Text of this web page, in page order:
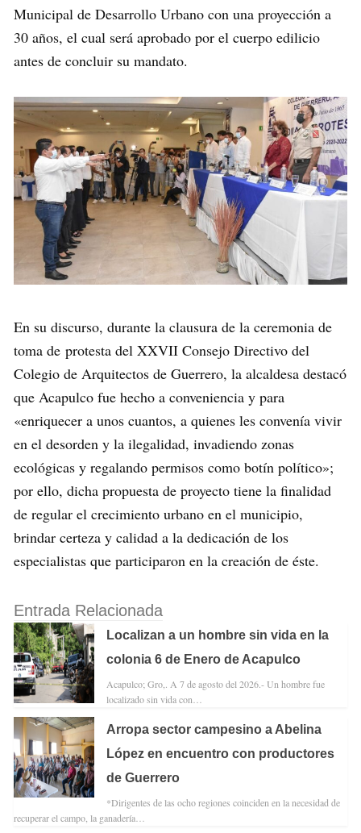
Municipal de Desarrollo Urbano con una proyección a
30 años, el cual será aprobado por el cuerpo edilicio
antes de concluir su mandato.
En su discurso, durante la clausura de la ceremonia de
toma de protesta del XXVII Consejo Directivo del
Colegio de Arquitectos de Guerrero, la alcaldesa destacó
que Acapulco fue hecho a conveniencia y para
«enriquecer a unos cuantos, a quienes les convenía vivir
en el desorden y la ilegalidad, invadiendo zonas
ecológicas y regalando permisos como botín político»;
por ello, dicha propuesta de proyecto tiene la finalidad
de regular el crecimiento urbano en el municipio,
brindar certeza y calidad a la dedicación de los
especialistas que participaron en la creación de éste.
Entrada Relacionada
Localizan a un hombre sin vida en la
colonia 6 de Enero de Acapulco
Acapulco; Gro,. A 7 de agosto del 2026.- Un hombre fue
localizado sin vida con…
Arropa sector campesino a Abelina
López en encuentro con productores
de Guerrero
*Dirigentes de las ocho regiones coinciden en la necesidad de
recuperar el campo, la ganadería…